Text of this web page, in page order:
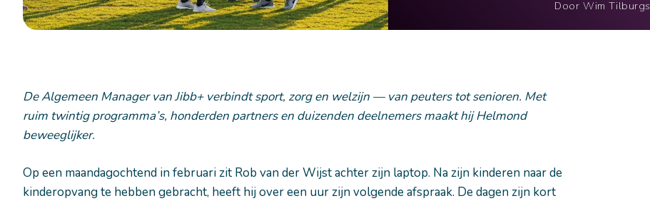
Door Wim Tilburgs
De Algemeen Manager van Jibb+ verbindt sport, zorg en welzijn — van peuters tot senioren. Met
ruim twintig programma’s, honderden partners en duizenden deelnemers maakt hij Helmond
beweeglijker.
Op een maandagochtend in februari zit Rob van der Wijst achter zijn laptop. Na zijn kinderen naar de
kinderopvang te hebben gebracht, heeft hij over een uur zijn volgende afspraak. De dagen zijn kort